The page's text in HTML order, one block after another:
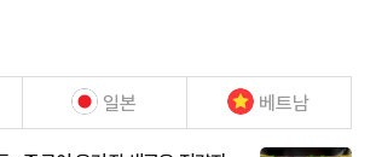
일본 베트남